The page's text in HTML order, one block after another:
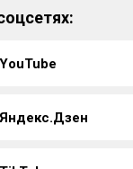
YouTube
Яндекс.Дзен